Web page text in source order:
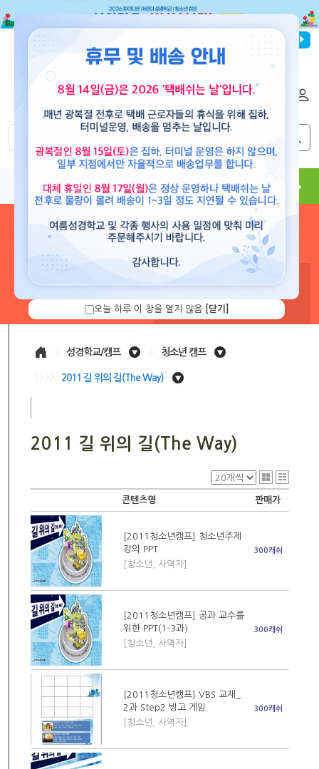
파이디온선교회
도서 뮤직 용품 현수막 콘텐츠
로그인 하시면 보유 캐쉬 확
니다.
성경학교/캠프 청소년 캠프
2011 길 위의 길(The Way)
2011 길 위의 길(The Way)
콘텐츠명 판매가
[2011청소년캠프] 청소년주제
강의 PPT
[청소년, 사역자]
300캐쉬
[2011청소년캠프] 공과 교수를
위한 PPT(1-3과)
[청소년, 사역자]
300캐쉬
[2011청소년캠프] VBS 교재_
2과 Step2 빙고 게임
[청소년, 사역자]
300캐쉬
오늘 하루 이 창을 열지 않음 [닫기]